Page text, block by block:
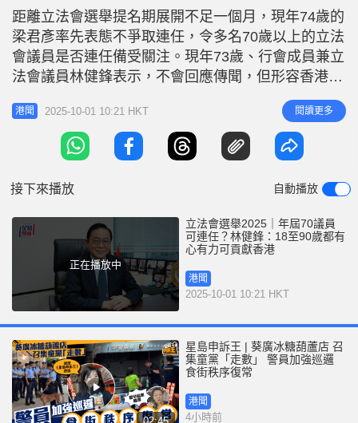
n
c
t
u
r
e
距離立法會選舉提名期展開不足一個月，現年74歲的
梁君彥率先表態不爭取連任，令多名70歲以上的立法
會議員是否連任備受關注。現年73歲、行會成員兼立
法會議員林健鋒表示，不會回應傳聞，但形容香港人
充滿活力，由18歲到到90歲都是充滿活力、有心有
力，在任何單位及位置都會好好貢獻香港。 他續
稱，今年立法會工作比較繁忙，仍有多條政府法案需
要處理，希望大家專注處理好這些法案先，而香港這
港聞 2025-10-01 10:21 HKT 閱讀更多
接下來播放 自動播放
正在播放中
立法會選舉2025｜年屆70議員
可連任？林健鋒：18至90歲都有
心有力可貢獻香港
港聞
2025-10-01 10:21 HKT
星島申訴王 | 葵廣冰糖葫蘆店 召
集童黨「走數」 警員加強巡邏
食街秩序復常
港聞
4小時前